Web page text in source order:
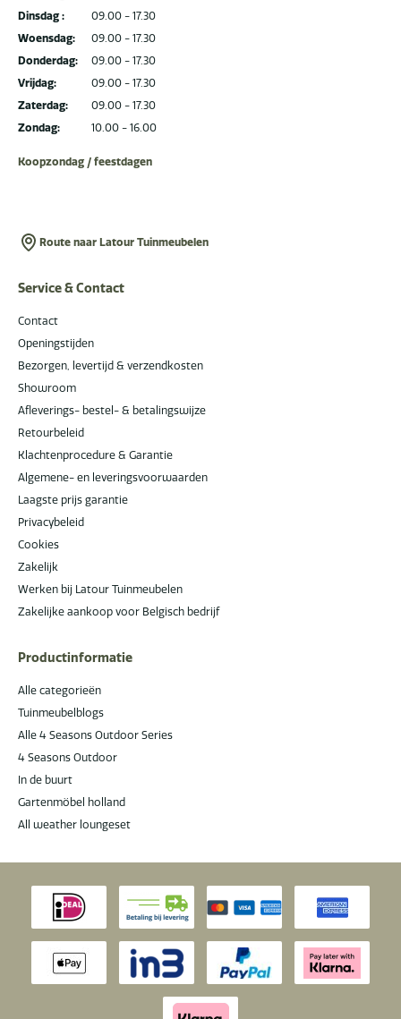
Dinsdag :
Woensdag:
Donderdag:
Vrijdag:
Zaterdag:
Zondag:
09.00 - 17.30
09.00 - 17.30
09.00 - 17.30
09.00 - 17.30
09.00 - 17.30
10.00 - 16.00
Koopzondag / feestdagen
Route naar Latour Tuinmeubelen
Service & Contact
Contact
Openingstijden
Bezorgen, levertijd & verzendkosten
Showroom
Afleverings- bestel- & betalingswijze
Retourbeleid
Klachtenprocedure & Garantie
Algemene- en leveringsvoorwaarden
Laagste prijs garantie
Privacybeleid
Cookies
Zakelijk
Werken bij Latour Tuinmeubelen
Zakelijke aankoop voor Belgisch bedrijf
Productinformatie
Alle categorieën
Tuinmeubelblogs
Alle 4 Seasons Outdoor Series
4 Seasons Outdoor
In de buurt
Gartenmöbel holland
All weather loungeset